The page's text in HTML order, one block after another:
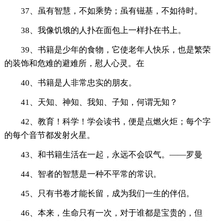
37、虽有智慧，不如乘势；虽有镃基，不如待时。
38、我像饥饿的人扑在面包上一样扑在书上。
39、书籍是少年的食物，它使老年人快乐，也是繁荣
的装饰和危难的避难所，慰人心灵。在
40、书籍是人非常忠实的朋友。
41、天知、神知、我知、子知，何谓无知？
42、教育！科学！学会读书，便是点燃火炬；每个字
的每个音节都发射火星。
43、和书籍生活在一起，永远不会叹气。——罗曼
44、智者的智慧是一种不平常的常识。
45、只有书卷才能长留，成为我们一生的伴侣。
46、本来，生命只有一次，对于谁都是宝贵的，但